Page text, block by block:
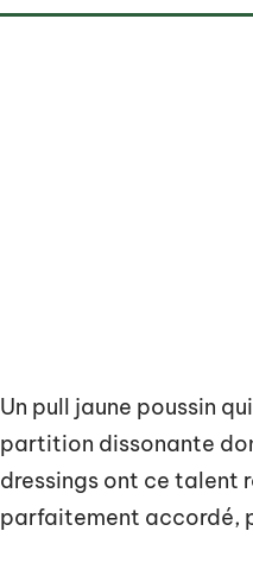
Un pull jaune poussin
partition dissonante
dressings ont ce talent
parfaitement accordé,